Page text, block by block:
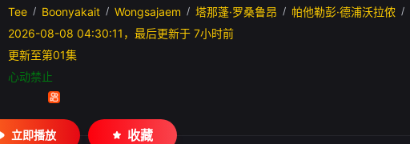
Tee / Boonyakait / Wongsajaem / 塔那蓬·罗桑鲁昂 / 帕他勒彭·德浦沃拉侬 /
2026-08-08 04:30:11，最后更新于 7小时前
更新至第01集
心动禁止
立即播放 收藏